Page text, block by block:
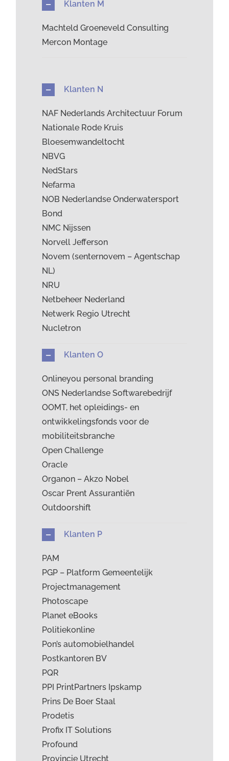
Klanten M
Machteld Groeneveld Consulting
Mercon Montage
Klanten N
NAF Nederlands Architectuur Forum
Nationale Rode Kruis
Bloesemwandeltocht
NBVG
NedStars
Nefarma
NOB Nederlandse Onderwatersport
Bond
NMC Nijssen
Norvell Jefferson
Novem (senternovem – Agentschap
NL)
NRU
Netbeheer Nederland
Netwerk Regio Utrecht
Nucletron
Klanten O
Onlineyou personal branding
ONS Nederlandse Softwarebedrijf
OOMT, het opleidings- en
ontwikkelingsfonds voor de
mobiliteitsbranche
Open Challenge
Oracle
Organon – Akzo Nobel
Oscar Prent Assurantiën
Outdoorshift
Klanten P
PAM
PGP – Platform Gemeentelijk
Projectmanagement
Photoscape
Planet eBooks
Politiekonline
Pon’s automobielhandel
Postkantoren BV
PQR
PPI PrintPartners Ipskamp
Prins De Boer Staal
Prodetis
Profix IT Solutions
Profound
Provincie Utrecht